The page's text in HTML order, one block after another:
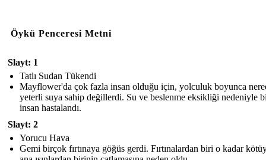
Öykü Penceresi Metni
Slayt: 1
Tatlı Sudan Tükendi
Mayflower'da çok fazla insan olduğu için, yolculuk boyunca
yeterli suya sahip değillerdi. Su ve beslenme eksikliği nedeniyle
insan hastalandı.
Slayt: 2
Yorucu Hava
Gemi birçok fırtınaya göğüs gerdi. Fırtınalardan biri o kadar